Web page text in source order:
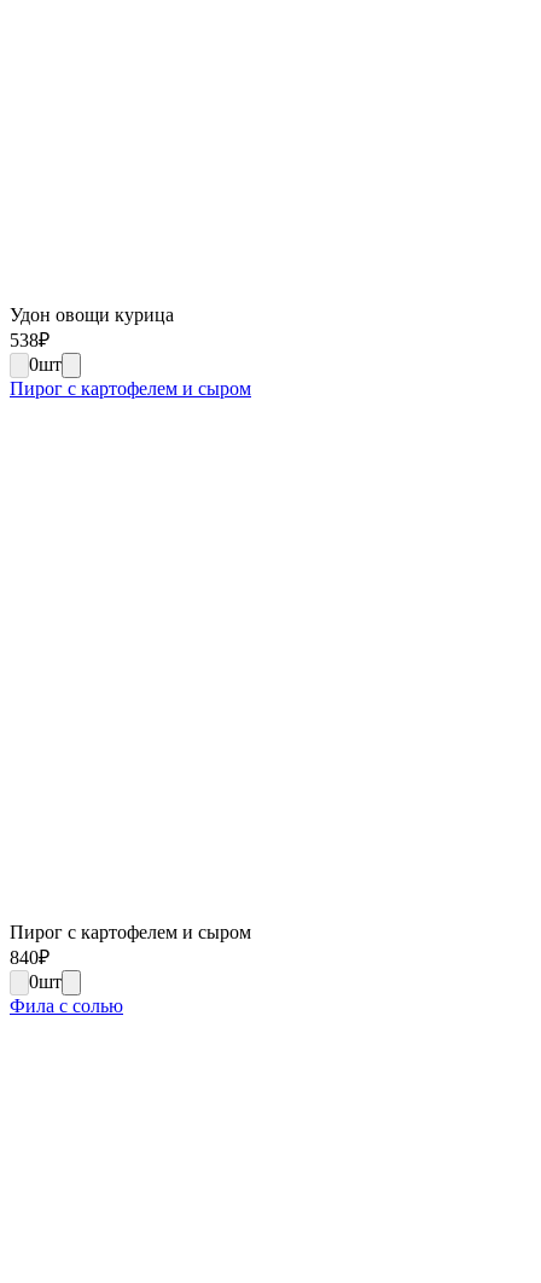
Удон овощи курица
538₽
0шт
Пирог с картофелем и сыром
Пирог с картофелем и сыром
840₽
0шт
Фила с солью